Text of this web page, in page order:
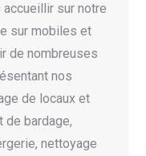
sur notre
sur mobiles et
de nombreuses
nos
de locaux et
de bardage,
nettoyage